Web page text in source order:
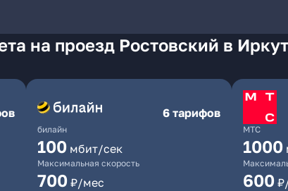
на проезд Ростовский в
билайн
6 тарифов
100 мбит/сек
Максимальная скорость
700 ₽/мес
МТС
1000
600